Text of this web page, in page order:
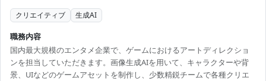
クリエイティブ 生成AI
職務内容
国内最大規模のエンタメ企業で、ゲームにおけるアートディレクショ
ンを担当していただきます。画像生成AIを用いて、キャラクターや背
景、UIなどのゲームアセットを制作し、少数精鋭チームで各種クリエ